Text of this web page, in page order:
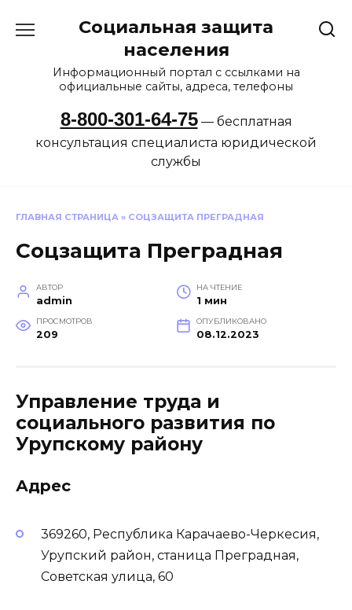
Социальная защита
населения
Информационный портал с ссылками на
официальные сайты, адреса, телефоны
8-800-301-64-75— бесплатная
консультация специалиста юридической
службы
ГЛАВНАЯ СТРАНИЦА » СОЦЗАЩИТА ПРЕГРАДНАЯ
Соцзащита Преградная
АВТОР
admin
НА ЧТЕНИЕ
1 мин
ПРОСМОТРОВ
209
ОПУБЛИКОВАНО
08.12.2023
Управление труда и
социального развития по
Урупскому району
Адрес
369260, Республика Карачаево-Черкесия,
Урупский район, станица Преградная,
Советская улица, 60